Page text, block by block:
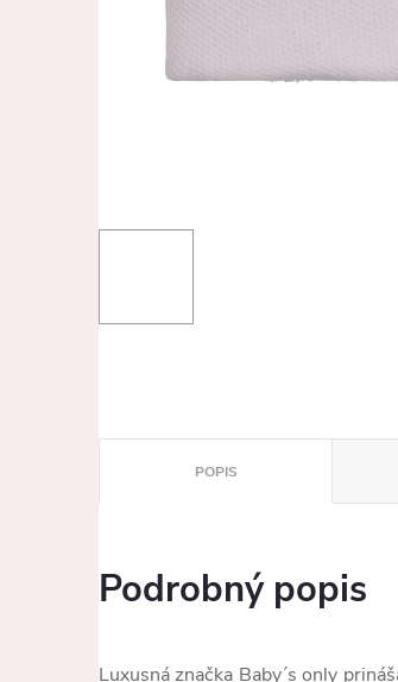
POPIS
Podrobný popis
Luxusná značka Baby´s only